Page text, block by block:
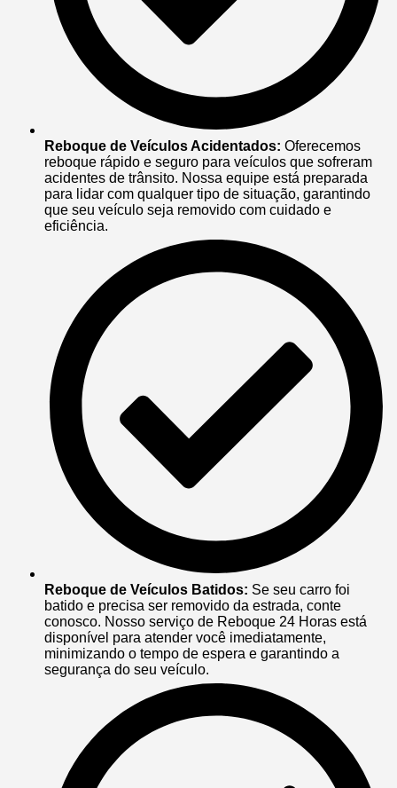
Reboque de Veículos Acidentados: Oferecemos
reboque rápido e seguro para veículos que sofreram
acidentes de trânsito. Nossa equipe está preparada
para lidar com qualquer tipo de situação, garantindo
que seu veículo seja removido com cuidado e
eficiência.
Reboque de Veículos Batidos: Se seu carro foi
batido e precisa ser removido da estrada, conte
conosco. Nosso serviço de Reboque 24 Horas está
disponível para atender você imediatamente,
minimizando o tempo de espera e garantindo a
segurança do seu veículo.